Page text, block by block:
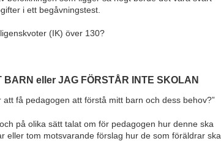
i ett begåvningstest.
(IK) över 130?
eller JAG FÖRSTÅR INTE SKOLAN
få pedagogen att förstå mitt barn och dess behov?”
på olika sätt talat om för pedagogen hur denne ska
eller tom motsvarande förslag hur de som föräldrar ska